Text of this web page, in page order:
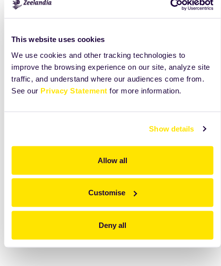
This website uses cookies
We use cookies and other tracking technologies to
improve the browsing experience on our site, analyze site
traffic, and understand where our audiences come from.
See our Privacy Statement for more information.
Show details
Allow all
Customise
Deny all
Se mixeaza cu paleta ingredientele timp de 7 minute la
realizează la temperatura de 200°C, timp de 10 minute.
Cremă de vanilie.
Se mixează cele două ingrediente cu ajutorul telului
pentru 5 minute la viteza mare.
Se topește Panna Cotta, după care se încorporează în
Rosette spumată. Se adaugă Fruit Filling
Lemon Cream și se omogenizează, iar la final se
Mod de asamblare.
cremă/inserție vanilie/inserție gel